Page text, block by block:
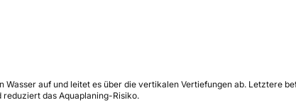
auf und leitet es über die vertikalen Vertiefungen ab. Letztere
reduziert das Aquaplaning-Risiko.